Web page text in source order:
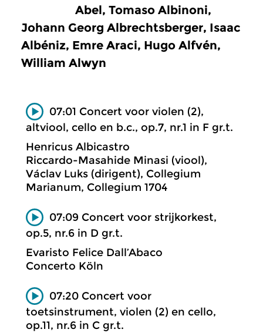
Abel, Tomaso Albinoni,
Johann Georg Albrechtsberger, Isaac
Albéniz, Emre Araci, Hugo Alfvén,
William Alwyn
07:01 Concert voor violen (2),
altviool, cello en b.c., op.7, nr.1 in F gr.t.
Henricus Albicastro
Riccardo-Masahide Minasi (viool),
Václav Luks (dirigent), Collegium
Marianum, Collegium 1704
07:09 Concert voor strijkorkest,
op.5, nr.6 in D gr.t.
Evaristo Felice Dall’Abaco
Concerto Köln
07:20 Concert voor
toetsinstrument, violen (2) en cello,
op.11, nr.6 in C gr.t.